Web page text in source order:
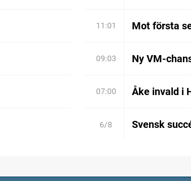
11:01 Mot första
09:03 Ny VM-
07:00 Åke invald i
6/8 Svensk